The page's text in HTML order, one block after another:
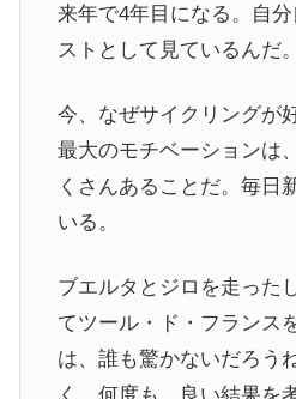
来年で4年目になる。自
ストとして見ているんだ。
今、なぜサイクリングが
最大のモチベーションは
くさんあることだ。毎日
いる。
ブエルタとジロを走った
てツール・ド・フランス
は、誰も驚かないだろう
く、何度も、良い結果を